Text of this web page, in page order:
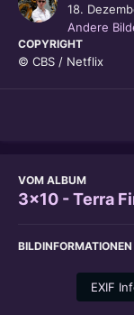
18.
Andere
COPYRIGHT
© CBS / Netflix
VOM ALBUM
3x10 - Terra
BILDINFORMATIONEN
EXIF